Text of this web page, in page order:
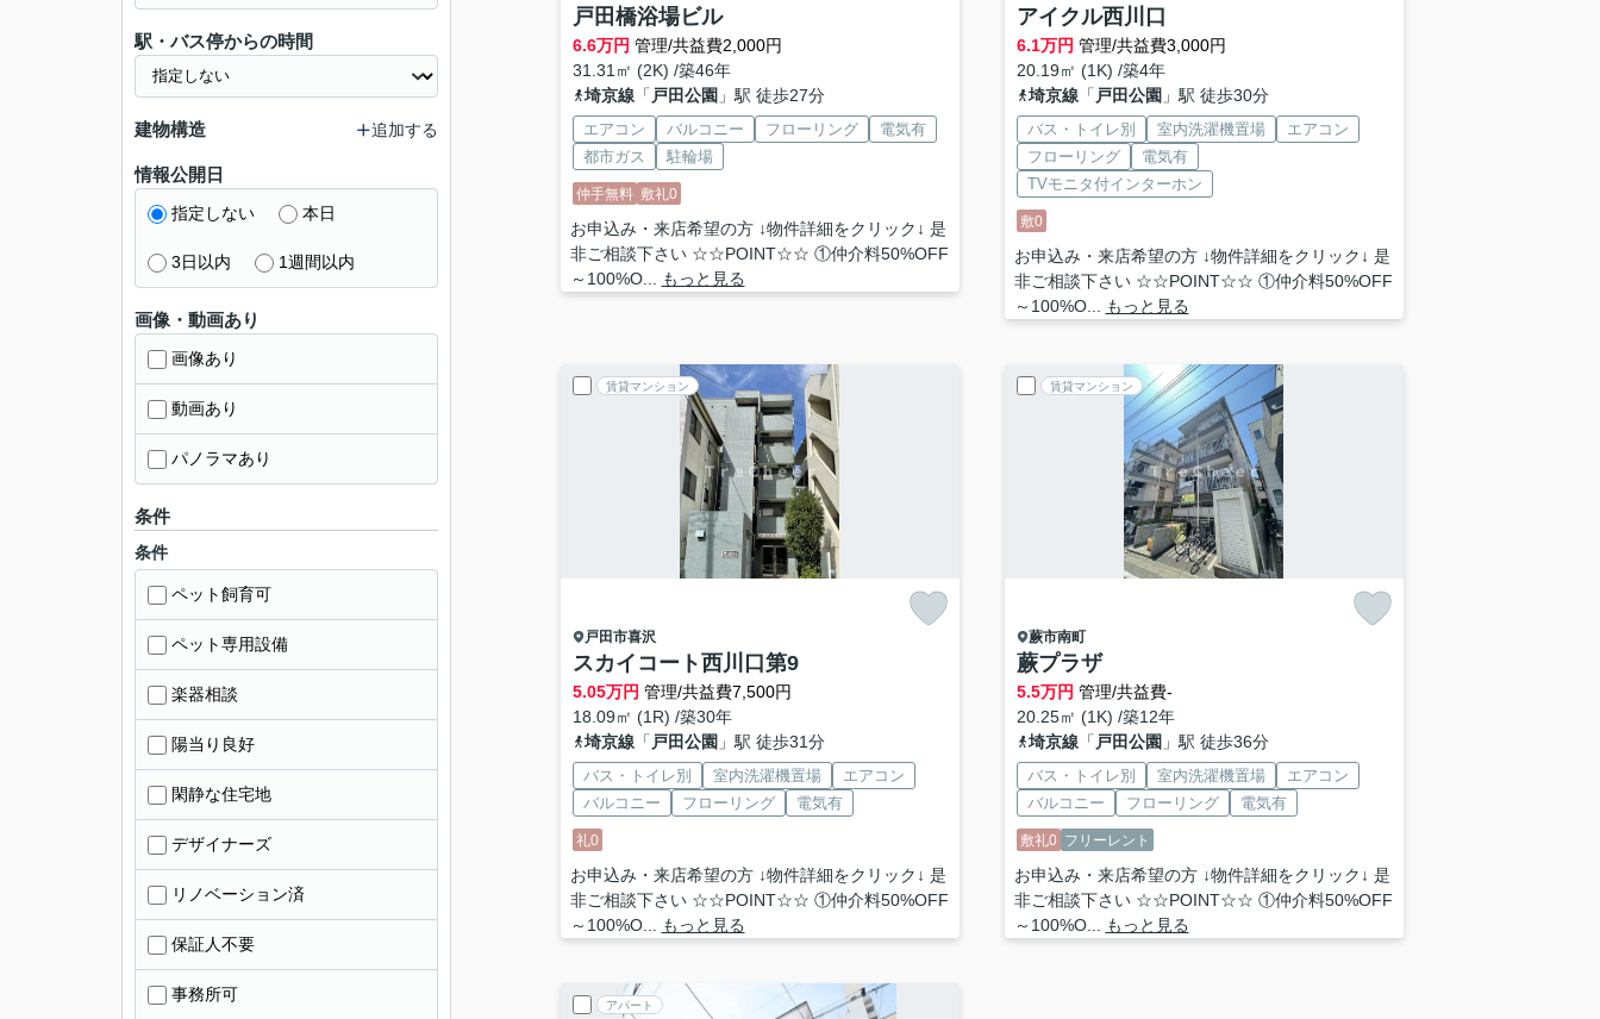
戸田橋浴場ビル
6.6万円 管理/共益費2,000円
31.31㎡ (2K) /築46年
埼京線「 戸田公園 」駅 徒歩27分
エアコン バルコニー フローリング
電気有
都市ガス
駐輪場
仲手無料 敷礼0
お申込み・来店希望の方 ↓物件詳細をクリック↓ 是
非ご相談下さい ☆☆POINT☆☆ ①仲介料50%OFF
～100%O...
もっと見る
アイクル西川口
6.1万円 管理/共益費3,000円
20.19㎡ (1K) /築4年
埼京線「 戸田公園 」駅 徒歩30分
バス・トイレ別 室内洗濯機置場
エアコン
フローリング
電気有
TVモニタ付インターホン
敷0
お申込み・来店希望の方 ↓物件詳細をクリック↓ 是
非ご相談下さい ☆☆POINT☆☆ ①仲介料50%OFF
～100%O...
もっと見る
賃貸マンション
戸田市喜沢
スカイコート西川口第9
5.05万円 管理/共益費7,500円
18.09㎡ (1R) /築30年
埼京線「 戸田公園 」駅 徒歩31分
バス・トイレ別 室内洗濯機置場
エアコン
バルコニー
フローリング 電気有
礼0
お申込み・来店希望の方 ↓物件詳細をクリック↓ 是
非ご相談下さい ☆☆POINT☆☆ ①仲介料50%OFF
～100%O...
もっと見る
賃貸マンション
蕨市南町
蕨プラザ
5.5万円 管理/共益費-
20.25㎡ (1K) /築12年
埼京線「 戸田公園 」駅 徒歩36分
バス・トイレ別 室内洗濯機置場
エアコン
バルコニー
フローリング 電気有
敷礼0 フリーレント
お申込み・来店希望の方 ↓物件詳細をクリック↓ 是
非ご相談下さい ☆☆POINT☆☆ ①仲介料50%OFF
～100%O...
もっと見る
アパート
駅・バス停からの時間
建物構造 追加する
情報公開日
指定しない 本日
3日以内 1週間以内
画像・動画あり
画像あり
動画あり
パノラマあり
条件
条件
ペット飼育可
ペット専用設備
楽器相談
陽当り良好
閑静な住宅地
デザイナーズ
リノベーション済
保証人不要
事務所可